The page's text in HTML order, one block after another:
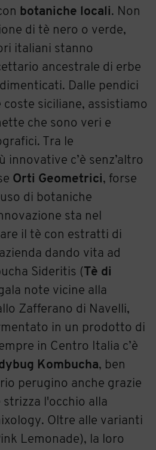
botaniche locali. Non
di tè nero o verde,
italiani stanno
ancestrale di erbe
Dalle pendici
siciliane, assistiamo
che sono veri e
Tra le
innovative c’è senz’altro
Orti Geometrici, forse
di botaniche
sta nel
il tè con estratti di
dando vita ad
Sideritis (Tè di
note vicine alla
Zafferano di Navelli,
in un prodotto di
in Centro Italia c’è
Kombucha, ben
perugino anche grazie
l'occhio alla
Oltre alle varianti
Lemonade), la loro